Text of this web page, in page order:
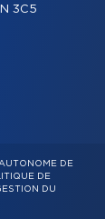
3C5
DE
DE
DU